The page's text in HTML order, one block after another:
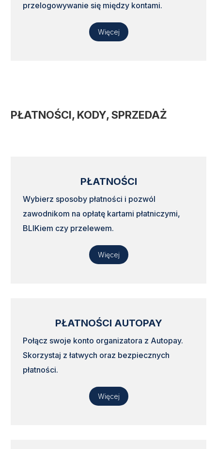
przelogowywanie się między kontami.
Więcej
PŁATNOŚCI, KODY, SPRZEDAŻ
PŁATNOŚCI
Wybierz sposoby płatności i pozwól
zawodnikom na opłatę kartami płatniczymi,
BLIKiem czy przelewem.
Więcej
PŁATNOŚCI AUTOPAY
Połącz swoje konto organizatora z Autopay.
Skorzystaj z łatwych oraz bezpiecznych
płatności.
Więcej